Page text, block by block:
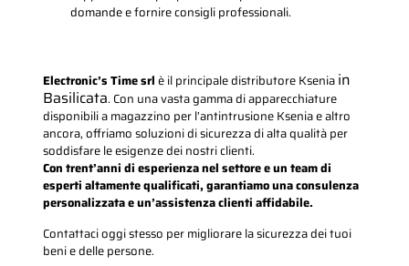
domande e fornire consigli professionali.
Electronic’s Time srlè il principale distributore Kseniain
Basilicata. Con una vasta gamma di apparecchiature
disponibili a magazzino per l’antintrusione Ksenia e altro
ancora, offriamo soluzioni di sicurezza di alta qualità per
soddisfare le esigenze dei nostri clienti.
Con trent’anni di esperienza nel settore e un team di
esperti altamente qualificati, garantiamo una consulenza
personalizzata e un’assistenza clienti affidabile.
Contattaci oggi stesso per migliorare la sicurezza dei tuoi
beni e delle persone.